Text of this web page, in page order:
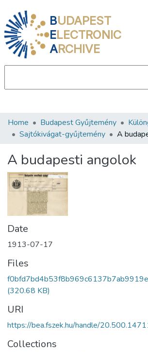
BUDAPEST
ELECTRONIC
ARCHIVE
Communities & Collections
Statistics
About us
Home Budapest Gyűjtemény
Sajtókivágat-gyűjtemény
A
A budapesti angolok
Date
1913-07-17
Files
(320.68 KB)
URI
https://bea.fszek.hu/handle/
Collections